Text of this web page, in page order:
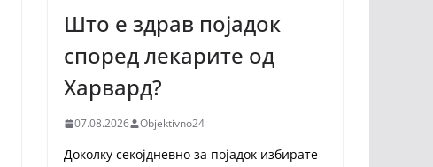
Што е здрав појадок
според лекарите од
Харвард?
07.08.2026 Objektivno24
Доколку секојдневно за појадок избирате